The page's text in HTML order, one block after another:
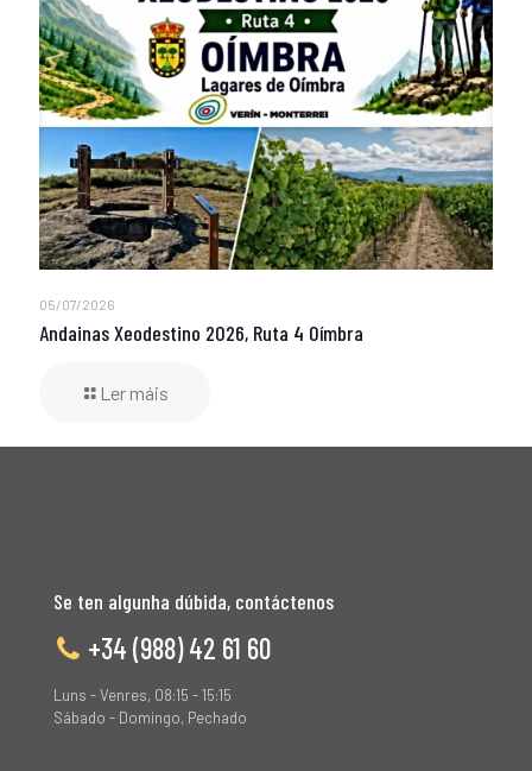
05/07/2026
Andainas Xeodestino 2026, Ruta 4 Oímbra
Ler máis
Se ten algunha dúbida, contáctenos
+34 (988) 42 61 60
Luns - Venres, 08:15 - 15:15
Sábado - Domingo, Pechado